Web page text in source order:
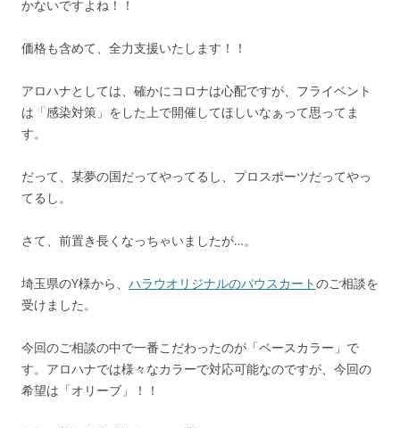
かないですよね！！
価格も含めて、全力支援いたします！！
アロハナとしては、確かにコロナは心配ですが、フライベント
は「感染対策」をした上で開催してほしいなぁって思ってま
す。
だって、某夢の国だってやってるし、プロスポーツだってやっ
てるし。
さて、前置き長くなっちゃいましたが…。
埼玉県のY様から、 ハラウオリジナルのパウスカートのご相談を
受けました。
今回のご相談の中で一番こだわったのが「ベースカラー」で
す。アロハナでは様々なカラーで対応可能なのですが、今回の
希望は「オリーブ」！！